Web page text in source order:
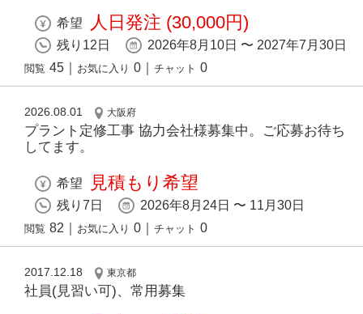
希望 人日発注 (30,000円)
残り12日 2026年8月10日 〜 2027年7月30日
閲覧 45 お気に入り 0 チャット 0
2026.08.01 大阪府
プラント定修工事 協力会社様募集中。ご応募お待ち
してます。
希望 見積もり希望
残り7日 2026年8月24日 〜 11月30日
閲覧 82 お気に入り 0 チャット 0
2017.12.18 東京都
社員(見習い可)、常用募集